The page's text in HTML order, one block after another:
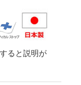
ると説明が